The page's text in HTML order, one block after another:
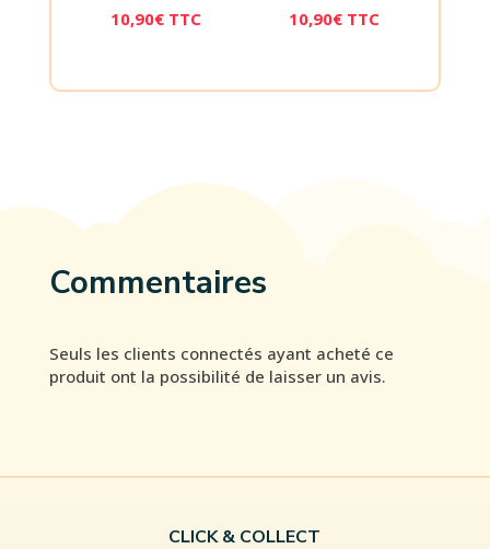
10,90€ TTC 10,90€ TTC
Commentaires
Seuls les clients connectés ayant acheté ce
produit ont la possibilité de laisser un avis.
CLICK & COLLECT